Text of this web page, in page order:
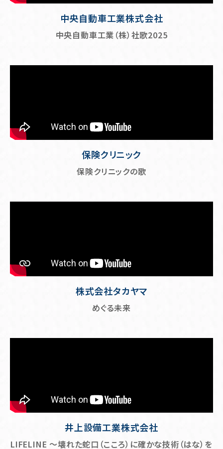
中央自動車工業株式会社
中央自動車工業（株）社歌2025
保険クリニック
保険クリニックの歌
株式会社タカヤマ
めぐる未来
井上設備工業株式会社
LIFELINE ～壊れた蛇口（こころ）に確かな技術（はな）を